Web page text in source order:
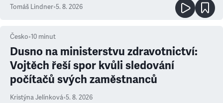
Tomáš Lindner•5. 8. 2026
Česko•10 minut
Dusno na ministerstvu zdravotnictví:
Vojtěch řeší spor kvůli sledování
počítačů svých zaměstnanců
Kristýna Jelínková•5. 8. 2026